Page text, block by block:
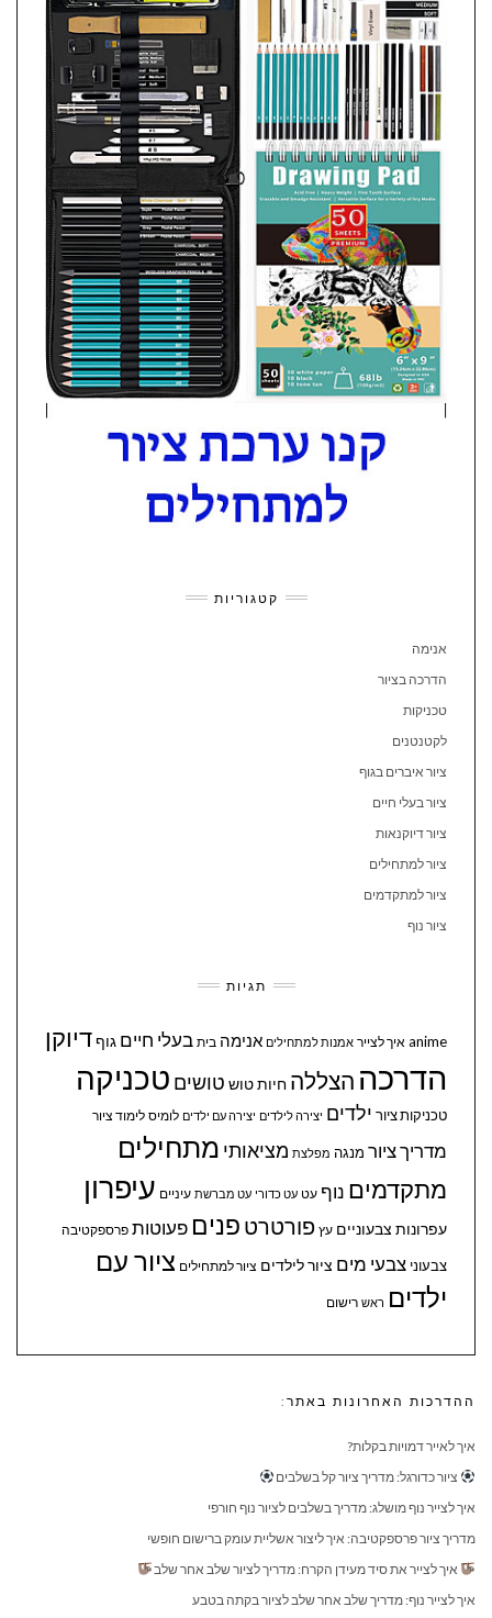
קטגוריות
אנימה
הדרכה בציור
טכניקות
לקטנטנים
ציור איברים בגוף
ציור בעלי חיים
ציור דיוקנאות
ציור למתחילים
ציור למתקדמים
ציור נוף
תגיות
anime איך לצייר אמנות למתחילים אנימה בית בעלי חיים גוףדיוקן
הדרכה הצללה חיותטוש טושים טכניקה
טכניקות ציור ילדים יצירה לילדים יצירה עם ילדים לומיס לימוד ציור
מדריך ציור מנגה מפלצת מציאותי מתחילים
מתקדמים נוף עט עט כדורי עט מברשת עיניים עיפרון
עפרונות צבעוניים עץ פורטרט פנים פעוטות פרספקטיבה
צבעוני צבעי מים ציור לילדים ציור למתחילים ציור עם
ילדים ראש רישום
ההדרכות האחרונות באתר:
איך לאייר דמויות בקלות?
ציור כדורגל: מדריך ציור קל בשלבים
איך לצייר נוף מושלג: מדריך בשלבים לציור נוף חורפי
מדריך ציור פרספקטיבה: איך ליצור אשליית עומק ברישום חופשי
איך לצייר את סיד מעידן הקרח: מדריך לציור שלב אחר שלב
איך לצייר נוף: מדריך שלב אחר שלב לציור בקתה בטבע